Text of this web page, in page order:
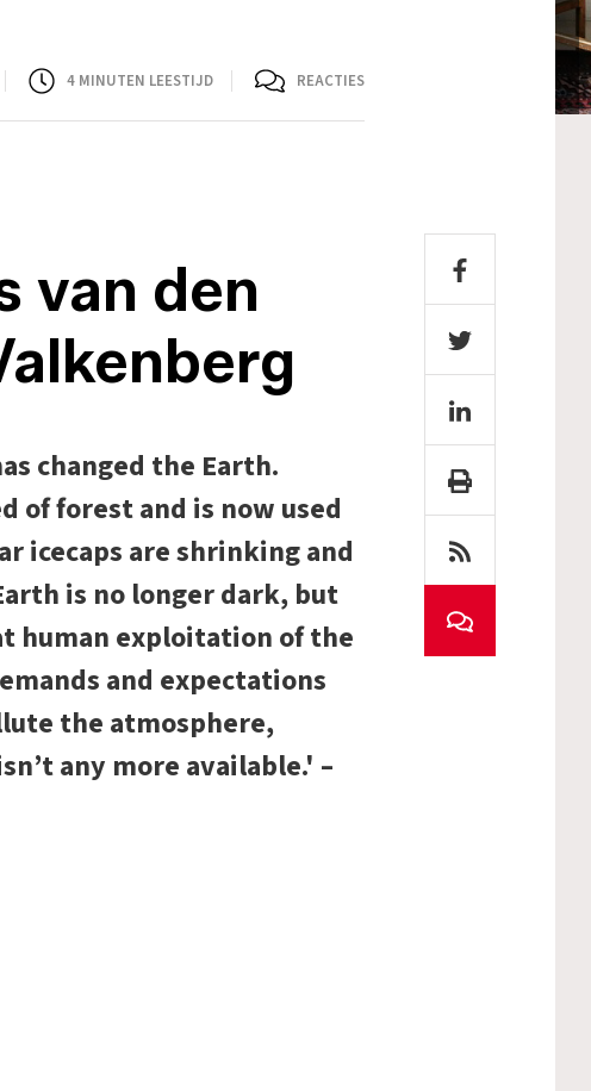
4 MINUTEN LEESTIJD REACTIES
van den
changed the Earth.
of forest and is now used
icecaps are shrinking and
is no longer dark, but
human exploitation of the
and expectations
the atmosphere,
any more available.' –